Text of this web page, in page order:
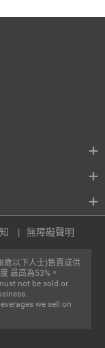
歲以下人士)售賣或供
最高為53%。
not be sold or
we sell on
無障礙聲明